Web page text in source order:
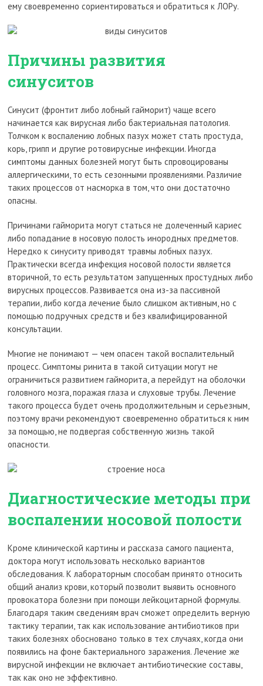
ему своевременно сориентироваться и обратиться к ЛОРу.
Причины развития
синуситов
Синусит (фронтит либо лобный гайморит) чаще всего
начинается как вирусная либо бактериальная патология.
Толчком к воспалению лобных пазух может стать простуда,
корь, грипп и другие ротовирусные инфекции. Иногда
симптомы данных болезней могут быть спровоцированы
аллергическими, то есть сезонными проявлениями. Различие
таких процессов от насморка в том, что они достаточно
опасны.
Причинами гайморита могут статься не долеченный кариес
либо попадание в носовую полость инородных предметов.
Нередко к синуситу приводят травмы лобных пазух.
Практически всегда инфекция носовой полости является
вторичной, то есть результатом запущенных простудных либо
вирусных процессов. Развивается она из-за пассивной
терапии, либо когда лечение было слишком активным, но с
помощью подручных средств и без квалифицированной
консультации.
Многие не понимают — чем опасен такой воспалительный
процесс. Симптомы ринита в такой ситуации могут не
ограничиться развитием гайморита, а перейдут на оболочки
головного мозга, поражая глаза и слуховые трубы. Лечение
такого процесса будет очень продолжительным и серьезным,
поэтому врачи рекомендуют своевременно обратиться к ним
за помощью, не подвергая собственную жизнь такой
опасности.
Диагностические методы при
воспалении носовой полости
Кроме клинической картины и рассказа самого пациента,
доктора могут использовать несколько вариантов
обследования. К лабораторным способам принято относить
общий анализ крови, который позволит выявить основного
провокатора болезни при помощи лейкоцитарной формулы.
Благодаря таким сведениям врач сможет определить верную
тактику терапии, так как использование антибиотиков при
таких болезнях обосновано только в тех случаях, когда они
появились на фоне бактериального заражения. Лечение же
вирусной инфекции не включает антибиотические составы,
так как оно не эффективно.